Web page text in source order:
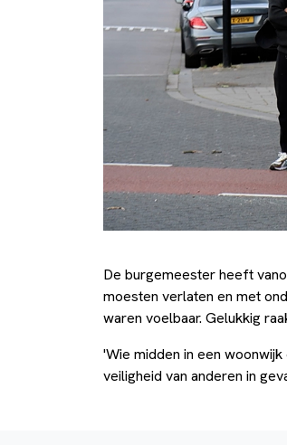
De burgemeester heeft
moesten verlaten en met
waren voelbaar. Gelukkig
'Wie midden in een
veiligheid van anderen in